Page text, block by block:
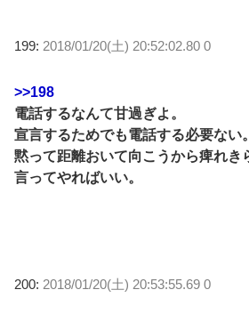
199: 2018/01/20(土) 20:52:02.80 0
>>198
電話するなんて甘過ぎよ。
宣言するためでも電話する必要ない。
黙って距離おいて向こうから痺れき
言ってやればいい。
200: 2018/01/20(土) 20:53:55.69 0